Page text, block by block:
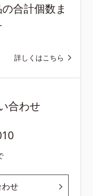
合計個数ま
詳しくはこちら
合わせ
せ